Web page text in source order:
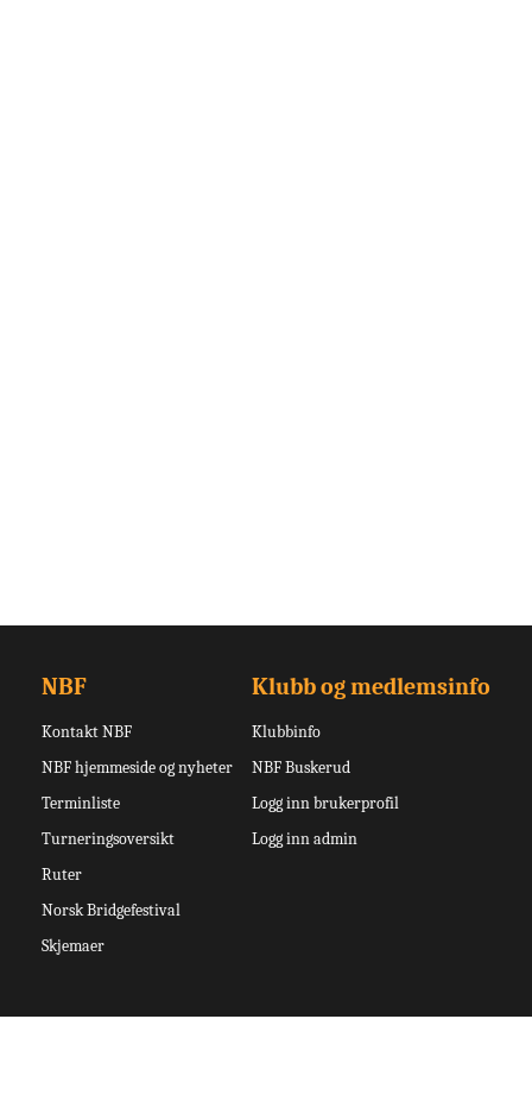
NBF
Kontakt NBF
NBF hjemmeside og nyheter
Terminliste
Turneringsoversikt
Ruter
Norsk Bridgefestival
Skjemaer
Klubb og medlemsinfo
Klubbinfo
NBF Buskerud
Logg inn brukerprofil
Logg inn admin